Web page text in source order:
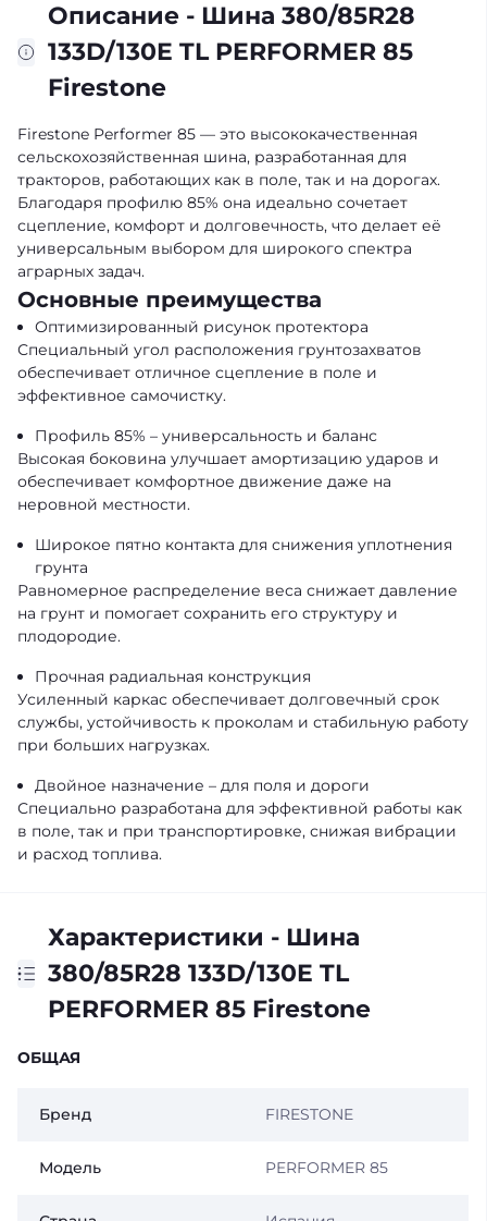
Описание - Шина 380/85R28
133D/130E TL PERFORMER 85
Firestone
Firestone Performer 85 — это высококачественная
сельскохозяйственная шина, разработанная для
тракторов, работающих как в поле, так и на дорогах.
Благодаря профилю 85% она идеально сочетает
сцепление, комфорт и долговечность, что делает её
универсальным выбором для широкого спектра
аграрных задач.
Основные преимущества
Оптимизированный рисунок протектора
Специальный угол расположения грунтозахватов
обеспечивает отличное сцепление в поле и
эффективное самочистку.
Профиль 85% – универсальность и баланс
Высокая боковина улучшает амортизацию ударов и
обеспечивает комфортное движение даже на
неровной местности.
Широкое пятно контакта для снижения уплотнения
грунта
Равномерное распределение веса снижает давление
на грунт и помогает сохранить его структуру и
плодородие.
Прочная радиальная конструкция
Усиленный каркас обеспечивает долговечный срок
службы, устойчивость к проколам и стабильную работу
при больших нагрузках.
Двойное назначение – для поля и дороги
Специально разработана для эффективной работы как
в поле, так и при транспортировке, снижая вибрации
и расход топлива.
Характеристики - Шина
380/85R28 133D/130E TL
PERFORMER 85 Firestone
ОБЩАЯ
Бренд FIRESTONE
Модель PERFORMER 85